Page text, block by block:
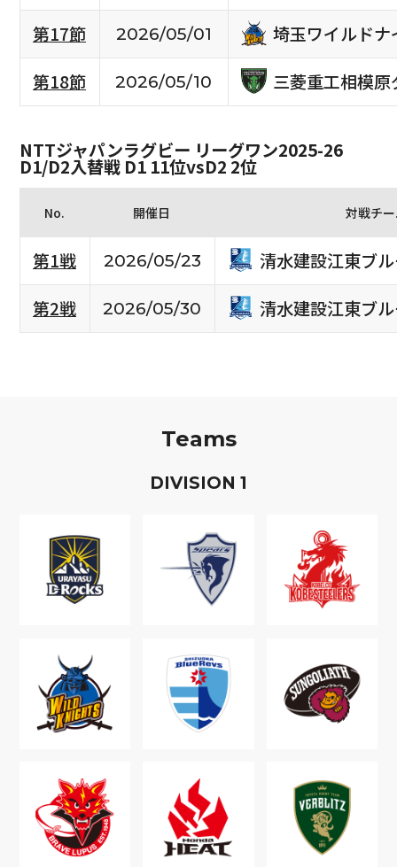
第17節
2026/05/01
埼玉ワイルドナ
第18節
2026/05/10 三菱重工相模
NTTジャパンラグビー リーグワン2025-26
D1/D2入替戦 D1 11位vsD2 2位
No. 開催日 対戦チ
第1戦 2026/05/23
清水建設江東ブ
第2戦
2026/05/30 清水建設江東ブ
Teams
DIVISION 1